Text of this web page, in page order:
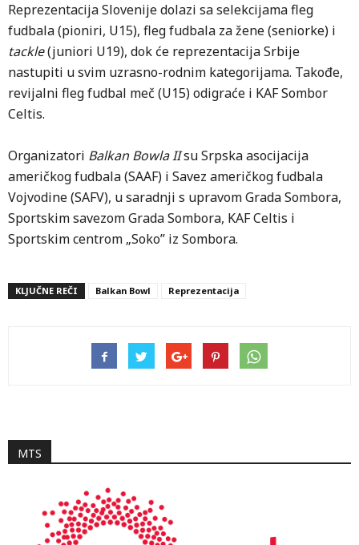
Reprezentacija Slovenije dolazi sa selekcijama fleg
fudbala (pioniri, U15), fleg fudbala za žene (seniorke) i
tackle(juniori U19), dok će reprezentacija Srbije
nastupiti u svim uzrasno-rodnim kategorijama. Takođe,
revijalni fleg fudbal meč (U15) odigraće i KAF Sombor
Celtis.
Organizatori Balkan Bowla IIsu Srpska asocijacija
američkog fudbala (SAAF) i Savez američkog fudbala
Vojvodine (SAFV), u saradnji s upravom Grada Sombora,
Sportskim savezom Grada Sombora, KAF Celtis i
Sportskim centrom „Soko” iz Sombora.
KLJUČNE REČI Balkan Bowl Reprezentacija
MTS